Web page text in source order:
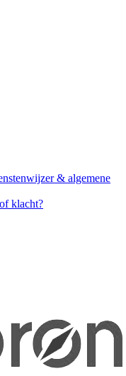
& algemene
klacht?